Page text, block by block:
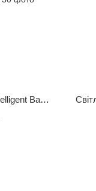
Зарядний пристрій DJI C8000 Intelligent Battery Station для DJI FlyCart 30